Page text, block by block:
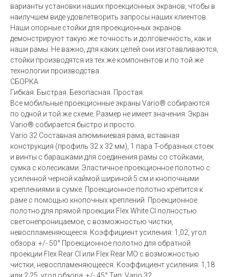
варианты установки наших проекционных экранов, чтобы в
наилучшем виде удовлетворить запросы наших клиентов.
Наши опорные стойки для проекционных экранов
демонстрируют такую же точность и долговечность, как и
наши рамы. Не важно, для каких целей они изготавливаются,
стойки производятся из тех же компонентов и по той же
технологии производства.
СБОРКА
Гибкая. Быстрая. Безопасная. Простая.
Все мобильные проекционные экраны Vario® собираются
по одной и той же схеме. Размер не имеет значения. Экран
Vario® собирается быстро и просто.
Vario 32 Составная алюминиевая рама, вставная
конструкция (профиль 32 x 32 мм), 1 пара T-образных стоек
и винты с барашками для соединения рамы со стойками,
сумка с колесиками. Эластичное проекционное полотно с
усиленной черной каймой шириной 5 см и кнопочными
креплениями в сумке. Проекционное полотно крепится к
раме с помощью кнопочных креплений. Проекционное
полотно для прямой проекции Flex White CI полностью
светонепроницаемое, с возможностью чистки,
невоспламеняющееся. Коэффициент усиления: 1,02, угол
обзора: +/- 50° Проекционное полотно для обратной
проекции Flex Rear CI или Flex Rear MO с возможностью
чистки, невоспламеняющееся. Коэффициент усиления: 1,18
или 2,25, угол обзора: +/- 45° Тип: Vario 32